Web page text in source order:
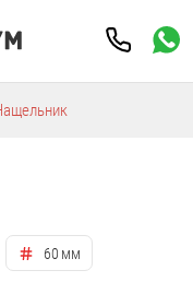
60 мм